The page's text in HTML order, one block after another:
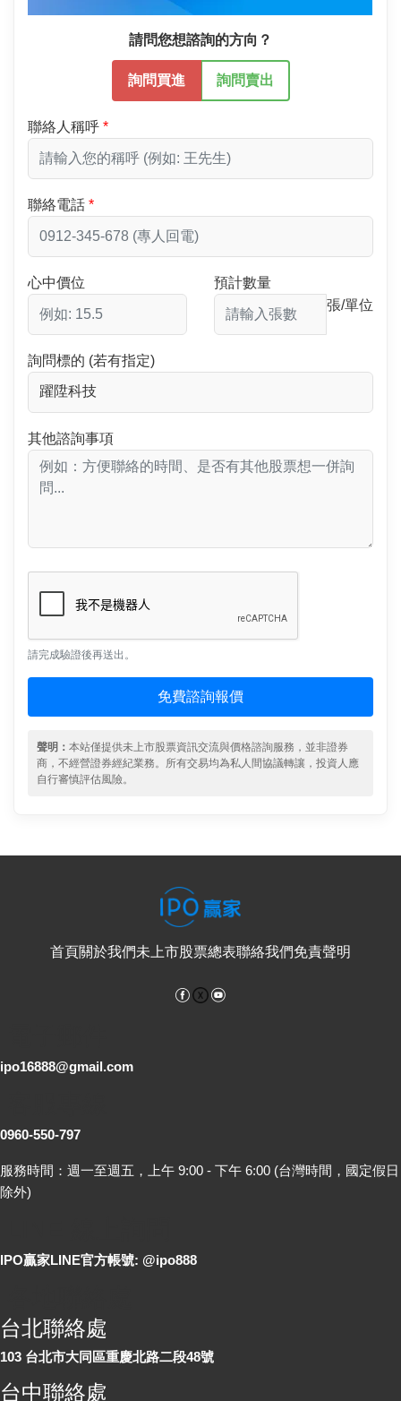
請問您想諮詢的方向？
詢問買進 詢問賣出
聯絡人稱呼
聯絡電話
心中價位
預計數量
張/單位
詢問標的 (若有指定)
其他諮詢事項
請完成驗證後再送出。
免費諮詢報價
聲明： 本站僅提供未上市股票資訊交流與價格諮詢服務，並非證券
商，不經營證券經紀業務。所有交易均為私人間協議轉讓，投資人應
自行審慎評估風險。
首頁關於我們未上市股票總表聯絡我們免責聲明
Facebook
ipo16888@gmail.com
0960-550-797
服務時間：週一至週五，上午 9:00 - 下午 6:00 (台灣時間，國定假日
除外)
IPO贏家LINE官方帳號: @ipo888
台北聯絡處
103 台北市大同區重慶北路二段48號
台中聯絡處